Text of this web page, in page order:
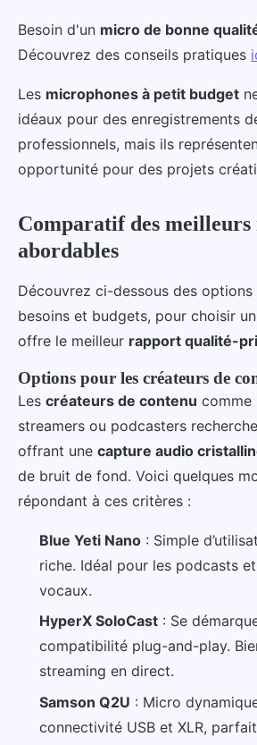
Besoin d'un micro de bonne
Découvrez des conseils pratiques
Les microphones à petit budget
idéaux pour des enregistrements
professionnels, mais ils
opportunité pour des projets
Comparatif des meilleurs
abordables
Découvrez ci-dessous des
besoins et budgets, pour choisir un
offre le meilleur rapport qualité-
Options pour les créateurs de
Les créateurs de contenu comme
streamers ou podcasters
offrant une capture audio
de bruit de fond. Voici quelques
répondant à ces critères :
Blue Yeti Nano : Simple
riche. Idéal pour les podcasts
vocaux.
HyperX SoloCast : Se
compatibilité plug-and-play.
streaming en direct.
Samson Q2U : Micro
connectivité USB et XLR,